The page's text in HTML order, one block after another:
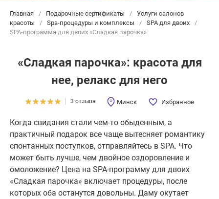
Главная / Подарочные сертификаты /
Услуги салонов
красоты
/ Spa-процедуры и комплексы / SPA для двоих
/
SPA-программа для двоих «Сладкая парочка»
«Сладкая парочка»: красота для
нее, релакс для него
3 отзыва Минск Избранное
Когда свидания стали чем-то обыденным, а
практичный подарок все чаще вытесняет романтику
спонтанных поступков, отправляйтесь в SPA. Что
может быть лучше, чем двойное оздоровление и
омоложение? Цена на SPA-программу для двоих
«Сладкая парочка» включает процедуры, после
которых оба останутся довольны. Даму окутает